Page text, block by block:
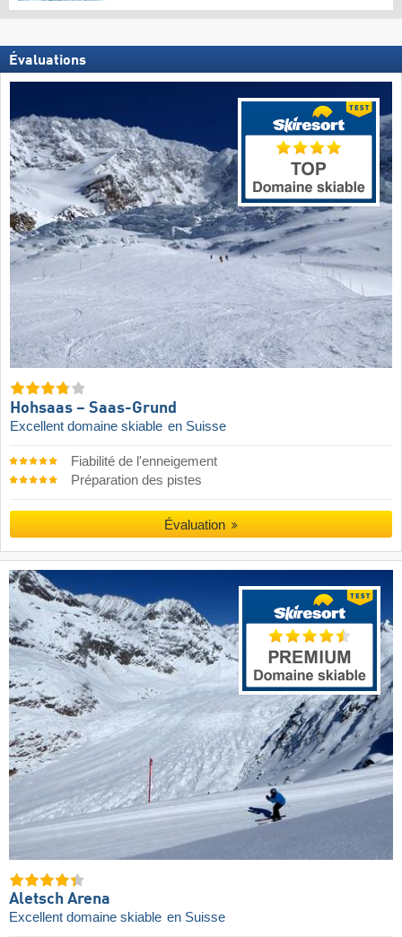
Évaluations
Hohsaas – Saas-Grund
Excellent domaine skiable en Suisse
Fiabilité de l'enneigement
Préparation des pistes
Évaluation
Aletsch Arena
Excellent domaine skiable en Suisse